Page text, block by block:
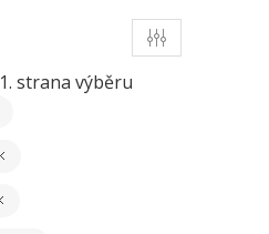
1. strana výběru